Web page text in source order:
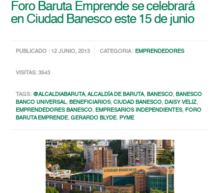
Foro Baruta Emprende se celebrará
en Ciudad Banesco este 15 de junio
PUBLICADO : 12 JUNIO, 2013 CATEGORIA : EMPRENDEDORES
VISITAS: 3543
TAGS: @ALCALDIABARUTA,ALCALDÍA DE BARUTA,BANESCO,BANESCO
BANCO UNIVERSAL,BENEFICIARIOS,CIUDAD BANESCO,DAISY VELIZ,
EMPRENDEDORES BANESCO, EMPRESARIOS INDEPENDIENTES, FORO
BARUTA EMPRENDE,GERARDO BLYDE, PYME